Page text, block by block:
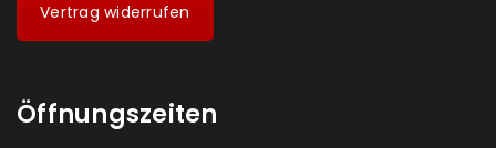
Vertrag widerrufen
Öffnungszeiten